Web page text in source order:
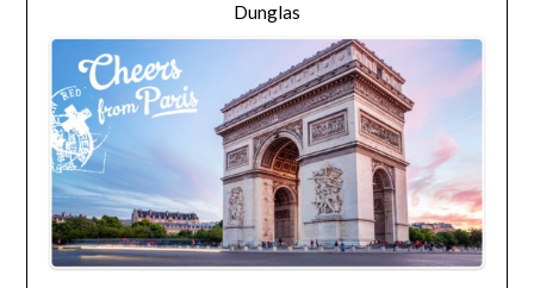
Dunglas